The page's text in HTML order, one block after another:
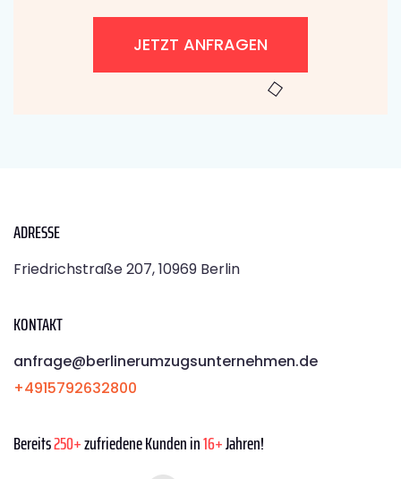
JETZT ANFRAGEN
ADRESSE
Friedrichstraße 207, 10969 Berlin
KONTAKT
anfrage@berlinerumzugsunternehmen.de
+4915792632800
Bereits250+zufriedene Kunden in16+Jahren!